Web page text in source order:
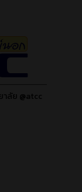
ลัย @atcc